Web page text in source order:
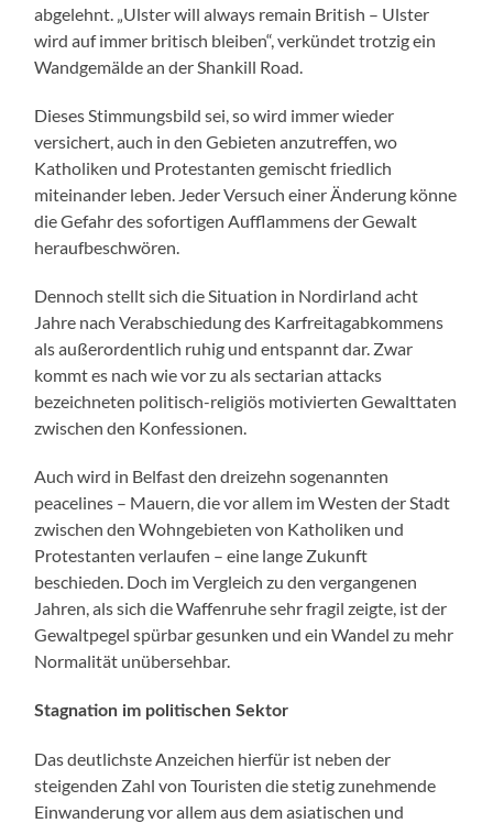
abgelehnt. „Ulster will always remain British – Ulster
wird auf immer britisch bleiben“, verkündet trotzig ein
Wandgemälde an der Shankill Road.
Dieses Stimmungsbild sei, so wird immer wieder
versichert, auch in den Gebieten anzutreffen, wo
Katholiken und Protestanten gemischt friedlich
miteinander leben. Jeder Versuch einer Änderung könne
die Gefahr des sofortigen Aufflammens der Gewalt
heraufbeschwören.
Dennoch stellt sich die Situation in Nordirland acht
Jahre nach Verabschiedung des Karfreitagabkommens
als außerordentlich ruhig und entspannt dar. Zwar
kommt es nach wie vor zu als sectarian attacks
bezeichneten politisch-religiös motivierten Gewalttaten
zwischen den Konfessionen.
Auch wird in Belfast den dreizehn sogenannten
peacelines – Mauern, die vor allem im Westen der Stadt
zwischen den Wohngebieten von Katholiken und
Protestanten verlaufen – eine lange Zukunft
beschieden. Doch im Vergleich zu den vergangenen
Jahren, als sich die Waffenruhe sehr fragil zeigte, ist der
Gewaltpegel spürbar gesunken und ein Wandel zu mehr
Normalität unübersehbar.
Stagnation im politischen Sektor
Das deutlichste Anzeichen hierfür ist neben der
steigenden Zahl von Touristen die stetig zunehmende
Einwanderung vor allem aus dem asiatischen und